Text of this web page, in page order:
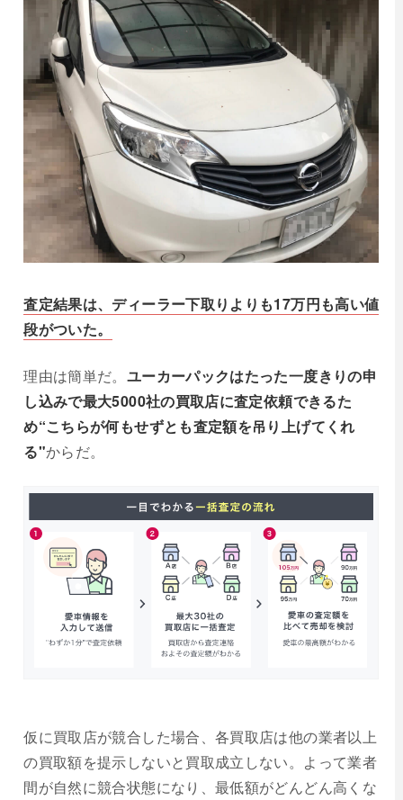
査定結果は、ディーラー下取りよりも17万円も高い値
段がついた。
理由は簡単だ。 ユーカーパックはたった一度きりの申
し込みで最大5000社の買取店に査定依頼できるた
め“こちらが何もせずとも査定額を吊り上げてくれ
る"からだ。
仮に買取店が競合した場合、各買取店は他の業者以上
の買取額を提示しないと買取成立しない。よって業者
間が自然に競合状態になり、最低額がどんどん高くな